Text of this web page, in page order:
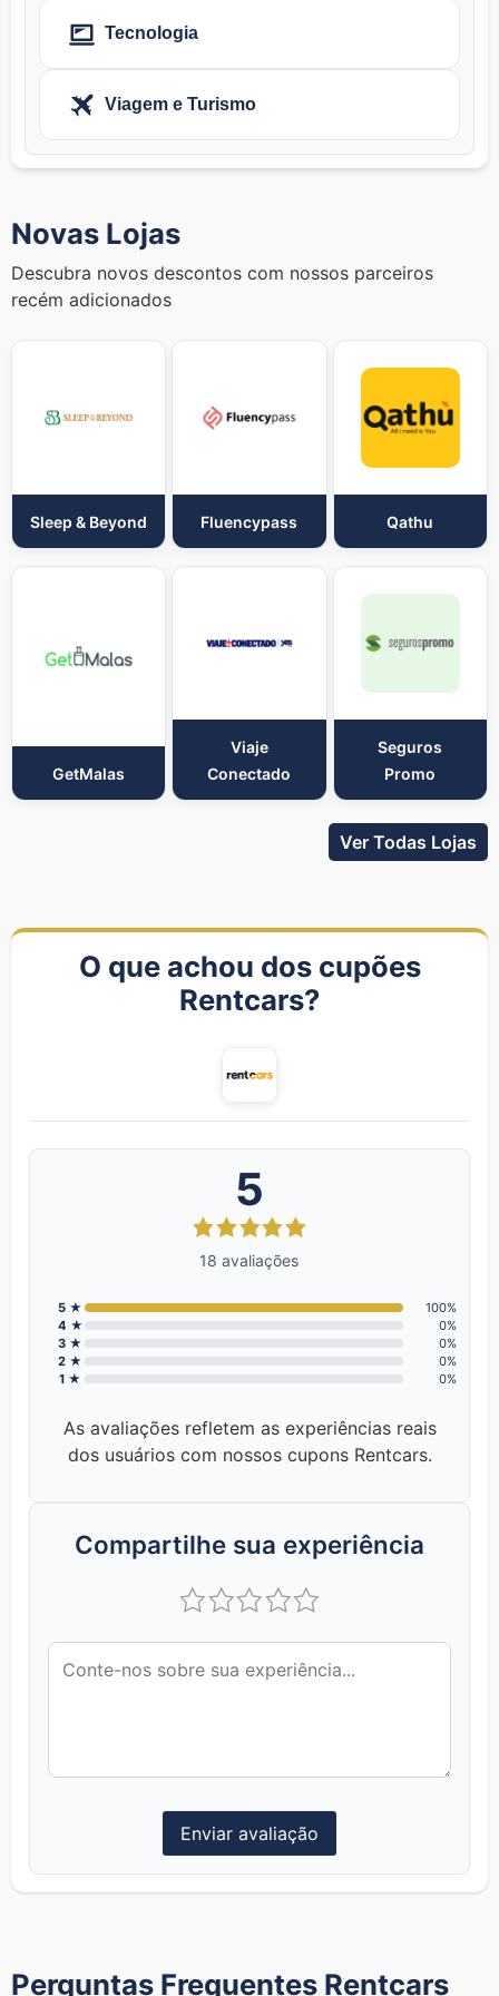
Tecnologia
Viagem e Turismo
Novas Lojas
Descubra novos descontos com nossos parceiros
recém adicionados
Sleep & Beyond Fluencypass Qathu
GetMalas
Viaje
Conectado
Seguros
Promo
Ver Todas Lojas
O que achou dos cupões
Rentcars?
5
18 avaliações
5 ★
100%
4 ★
0%
3 ★
0%
2 ★
0%
1 ★
0%
As avaliações refletem as experiências reais
dos usuários com nossos cupons Rentcars.
Compartilhe sua experiência
Enviar avaliação
Perguntas Frequentes Rentcars